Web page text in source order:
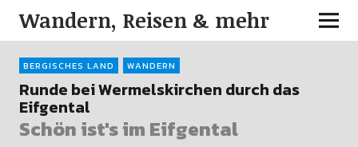
Wandern, Reisen & mehr
BERGISCHES LAND WANDERN
Runde bei Wermelskirchen durch das
Eifgental
Schön ist's im Eifgental